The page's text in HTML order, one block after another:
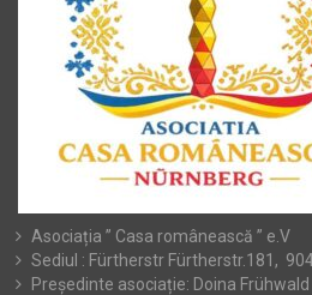
Asociația ” Casa românească ” e.V
Sediul : Fürtherstr Fürtherstr.181,
Președinte asociație: Doina Frühwald